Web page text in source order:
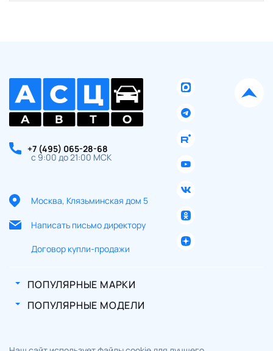
+7 (495) 065-28-68
с 9:00 до 21:00 МСК
Москва, Клязьминская дом 5
Написать письмо директору
Договор купли-продажи
ПОПУЛЯРНЫЕ МАРКИ
ПОПУЛЯРНЫЕ МОДЕЛИ